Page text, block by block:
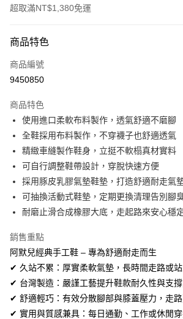
超取滿NT$1,380免運
信用卡一次付款
信用卡分期付款
合作金庫商業銀行
華南商業銀行
彰化商業銀
上海商業儲蓄銀行
台北富邦
國泰世華商業銀行
兆豐國際
臺灣中小企業銀行
台中商業銀
匯豐（台灣）商業銀行
華泰商業
聯邦商業銀行
遠東國際
元大商業銀行
永豐商業銀
玉山商業銀行
星展（台
台灣樂天信用卡公司
超商取貨付款
LINE Pay
Apple Pay
街口支付
全盈+PAY
AFTEE先享後付
相關說明
【關於「AFTEE先享後付」】
AFTEE先享後付是「在收到商品之後才付款」的支
ATM付款
商品特色
商品編號
9450850
商品特色
使用進口柔軟布料製作，透氣舒適不磨腳
全鞋採用布料製作，不穿襪子也舒適透氣
精緻車縫製作鞋身，立挺不軟榻真材實料
可自行調整鞋帶設計，穿脫快速方便
採用豚皮乳膠氣墊鞋墊，打造舒適耐走氣
可抽換活動式鞋墊，定期更換清理告別腳
耐磨止滑合成橡膠大底，走起路來安心穩
銷售重點
阿默兒經典手工鞋 – 專為舒適耐走而生
✔ 久站不累：厚實柔軟氣墊，長時間走路或站
✔ 台灣製造：嚴謹工藝提升鞋款耐久性與支撐
✔ 舒適輕巧：有效分散腳部與膝蓋壓力，走路
✔ 實用與質感兼具：每日通勤、工作或休閒穿